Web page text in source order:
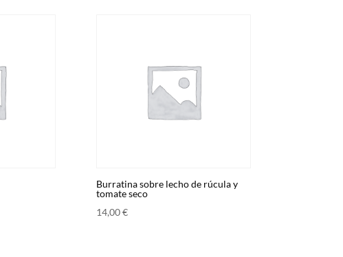
Burratina sobre lecho de rúcula y
tomate seco
14,00€